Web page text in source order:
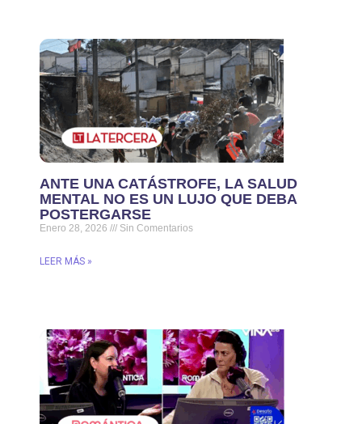
ANTE UNA CATÁSTROFE, LA SALUD
MENTAL NO ES UN LUJO QUE DEBA
POSTERGARSE
Enero 28, 2026 Sin Comentarios
LEER MÁS »